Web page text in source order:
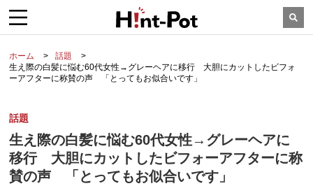
ホーム
話題
生え際の白髪に悩む60代女性→グレーヘアに移行 大胆にカットしたビフォ
ーアフターに称賛の声 「とってもお似合いです」
話題
生え際の白髪に悩む60代女性→グレーヘアに
移行 大胆にカットしたビフォーアフターに称
賛の声 「とってもお似合いです」